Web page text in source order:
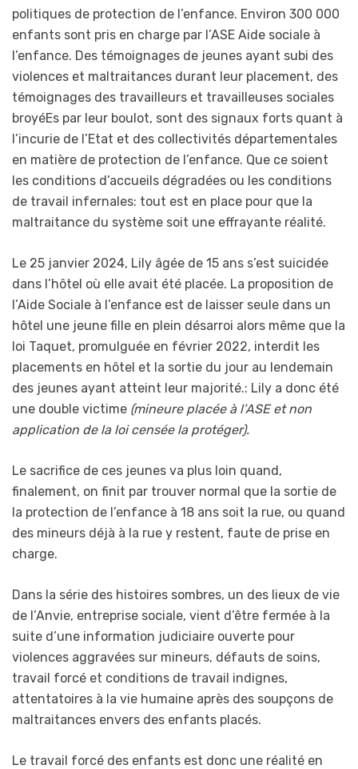
politiques de protection de l’enfance. Environ 300 000
enfants sont pris en charge par l’ASE Aide sociale à
l’enfance. Des témoignages de jeunes ayant subi des
violences et maltraitances durant leur placement, des
témoignages des travailleurs et travailleuses sociales
broyéEs par leur boulot, sont des signaux forts quant à
l’incurie de l’Etat et des collectivités départementales
en matière de protection de l’enfance. Que ce soient
les conditions d’accueils dégradées ou les conditions
de travail infernales: tout est en place pour que la
maltraitance du système soit une effrayante réalité.
Le 25 janvier 2024, Lily âgée de 15 ans s’est suicidée
dans l’hôtel où elle avait été placée. La proposition de
l’Aide Sociale à l’enfance est de laisser seule dans un
hôtel une jeune fille en plein désarroi alors même que la
loi Taquet, promulguée en février 2022, interdit les
placements en hôtel et la sortie du jour au lendemain
des jeunes ayant atteint leur majorité.: Lily a donc été
une double victime (mineure placée à l’ASE et non
application de la loi censée la protéger).
Le sacrifice de ces jeunes va plus loin quand,
finalement, on finit par trouver normal que la sortie de
la protection de l’enfance à 18 ans soit la rue, ou quand
des mineurs déjà à la rue y restent, faute de prise en
charge.
Dans la série des histoires sombres, un des lieux de vie
de l’Anvie, entreprise sociale, vient d’être fermée à la
suite d’une information judiciaire ouverte pour
violences aggravées sur mineurs, défauts de soins,
travail forcé et conditions de travail indignes,
attentatoires à la vie humaine après des soupçons de
maltraitances envers des enfants placés.
Le travail forcé des enfants est donc une réalité en